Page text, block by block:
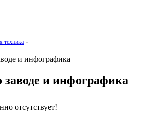
техника -
и инфографика
заводе и инфографика
отсутствует!